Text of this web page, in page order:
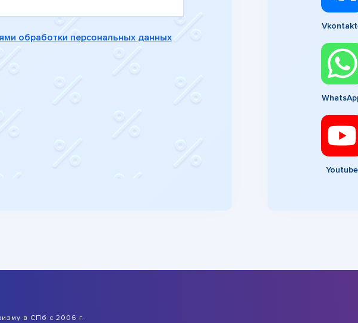
обработки персональных данных
Youtube
в СПб с 2006 г.